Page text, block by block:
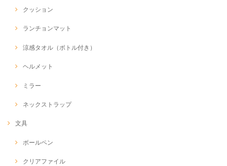
クッション
ランチョンマット
涼感タオル（ボトル付き）
ヘルメット
ミラー
ネックストラップ
文具
ボールペン
クリアファイル